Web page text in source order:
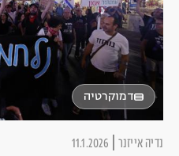
דמוקרטיה
נדיה אייזנר 11.1.2026